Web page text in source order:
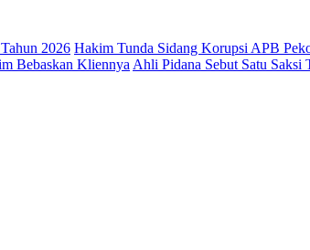
2026 Hakim Tunda Sidang Korupsi APB
Bebaskan Kliennya Ahli Pidana Sebut Satu